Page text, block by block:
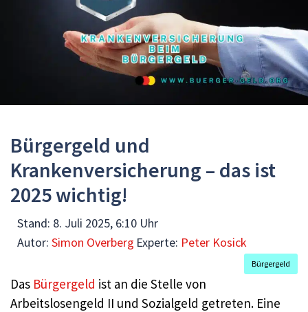
Bürgergeld und
Krankenversicherung – das ist
2025 wichtig!
Stand: 8. Juli 2025, 6:10 Uhr
Autor: Simon Overberg Experte: Peter Kosick
Bürgergeld
Das Bürgergeld ist an die Stelle von
Arbeitslosengeld II und Sozialgeld getreten. Eine